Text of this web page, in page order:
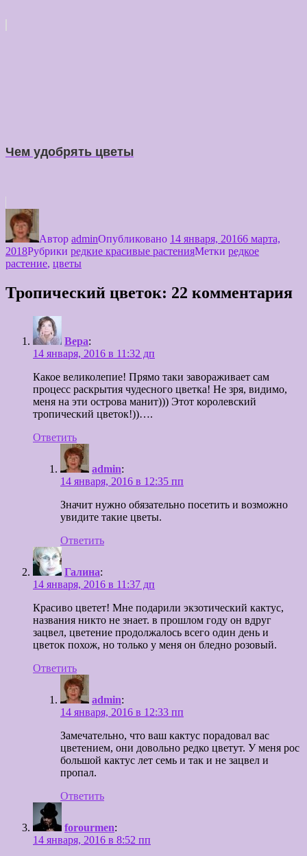
Чем удобрять цветы
Автор adminОпубликовано 14 января, 20166 марта,
2018Рубрики редкие красивые растенияМетки редкое
растение, цветы
Тропический цветок: 22 комментария
Вера:
14 января, 2016 в 11:32 дп
Какое великолепие! Прямо таки завораживает сам
процесс раскрытия чудесного цветка! Не зря, видимо,
меня на эти острова манит))) Этот королевский
тропический цветок!))….
Ответить
admin:
14 января, 2016 в 12:35 пп
Значит нужно обязательно посетить и возможно
увидите такие цветы.
Ответить
Галина:
14 января, 2016 в 11:37 дп
Красиво цветет! Мне подарили экзотический кактус,
названия никто не знает. в прошлом году он вдруг
зацвел, цветение продолжалось всего один день и
цветок похож, но только у меня он бледно розовый.
Ответить
admin:
14 января, 2016 в 12:33 пп
Замечательно, что ваш кактус порадовал вас
цветением, они довольно редко цветут. У меня рос
большой кактус лет семь и так и не зацвел и
пропал.
Ответить
forourmen:
14 января, 2016 в 8:52 пп